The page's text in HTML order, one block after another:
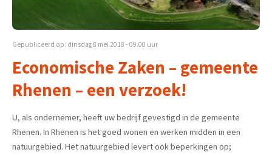
Gepubliceerd op: dinsdag 8 mei 2018 - 09.00 uur
Economische Zaken – gemeente
Rhenen – een verzoek!
U, als ondernemer, heeft uw bedrijf gevestigd in de gemeente
Rhenen. In Rhenen is het goed wonen en werken midden in een
natuurgebied. Het natuurgebied levert ook beperkingen op;